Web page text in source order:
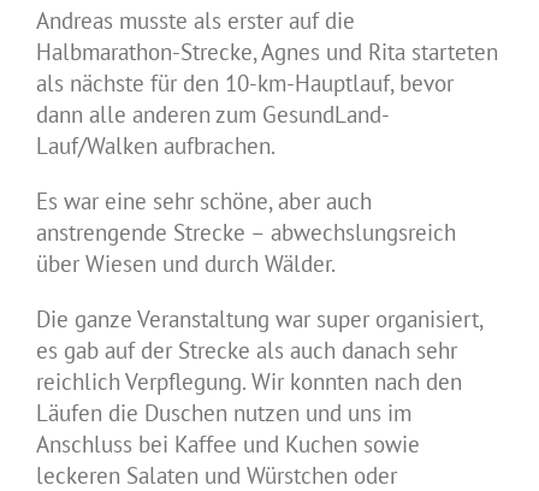
Andreas musste als erster auf die
Halbmarathon-Strecke, Agnes und Rita starteten
als nächste für den 10-km-Hauptlauf, bevor
dann alle anderen zum GesundLand-
Lauf/Walken aufbrachen.
Es war eine sehr schöne, aber auch
anstrengende Strecke – abwechslungsreich
über Wiesen und durch Wälder.
Die ganze Veranstaltung war super organisiert,
es gab auf der Strecke als auch danach sehr
reichlich Verpflegung. Wir konnten nach den
Läufen die Duschen nutzen und uns im
Anschluss bei Kaffee und Kuchen sowie
leckeren Salaten und Würstchen oder